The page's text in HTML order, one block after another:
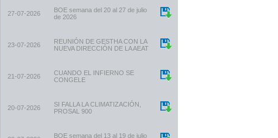
27-07-2026
BOE semana del 20 al 27 de julio
de 2026
23-07-2026
REUNIÓN DE GESTHA CON LA
NUEVA DIRECCIÓN DE LA AEAT
21-07-2026
CUANDO EL INFIERNO SE
CONGELE
20-07-2026
SI FALLA LA CLIMATIZACIÓN,
PROSAL 900
BOE semana del 13 al 19 de julio